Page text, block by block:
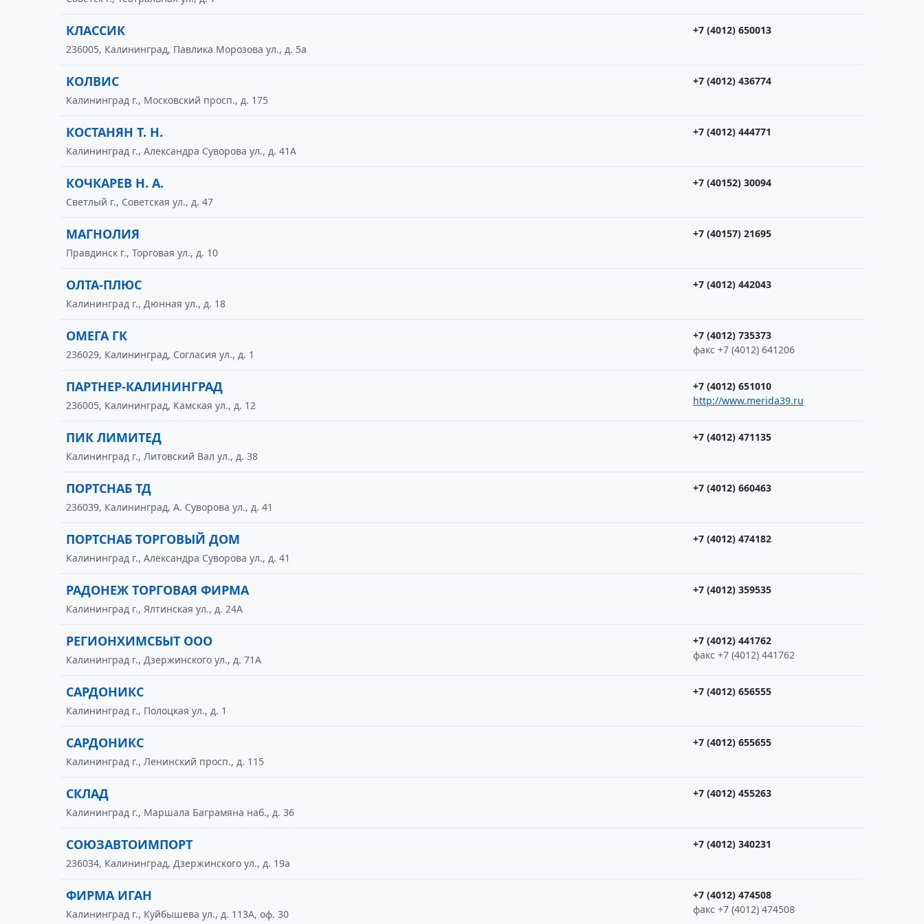
КЛАССИК
+7 (4012) 650013
236005, Калининград, Павлика Морозова ул., д. 5а
КОЛВИС
+7 (4012) 436774
Калининград г., Московский просп., д. 175
КОСТАНЯН Т. Н.
+7 (4012) 444771
Калининград г., Александра Суворова ул., д. 41А
КОЧКАРЕВ Н. А.
+7 (40152) 30094
Светлый г., Советская ул., д. 47
МАГНОЛИЯ
+7 (40157) 21695
Правдинск г., Торговая ул., д. 10
ОЛТА-ПЛЮС
+7 (4012) 442043
Калининград г., Дюнная ул., д. 18
ОМЕГА ГК
+7 (4012) 735373
факс +7 (4012) 641206
236029, Калининград, Согласия ул., д. 1
ПАРТНЕР-КАЛИНИНГРАД
+7 (4012) 651010
http://www.merida39.ru
236005, Калининград, Камская ул., д. 12
ПИК ЛИМИТЕД
+7 (4012) 471135
Калининград г., Литовский Вал ул., д. 38
ПОРТСНАБ ТД
+7 (4012) 660463
236039, Калининград, А. Суворова ул., д. 41
ПОРТСНАБ ТОРГОВЫЙ ДОМ
+7 (4012) 474182
Калининград г., Александра Суворова ул., д. 41
РАДОНЕЖ ТОРГОВАЯ ФИРМА
+7 (4012) 359535
Калининград г., Ялтинская ул., д. 24А
РЕГИОНХИМСБЫТ ООО
+7 (4012) 441762
факс +7 (4012) 441762
Калининград г., Дзержинского ул., д. 71А
САРДОНИКС
+7 (4012) 656555
Калининград г., Полоцкая ул., д. 1
САРДОНИКС
+7 (4012) 655655
Калининград г., Ленинский просп., д. 115
СКЛАД
+7 (4012) 455263
Калининград г., Маршала Баграмяна наб., д. 36
СОЮЗАВТОИМПОРТ
+7 (4012) 340231
236034, Калининград, Дзержинского ул., д. 19а
ФИРМА ИГАН
+7 (4012) 474508
факс +7 (4012) 474508
Калининград г., Куйбышева ул., д. 113А, оф. 30